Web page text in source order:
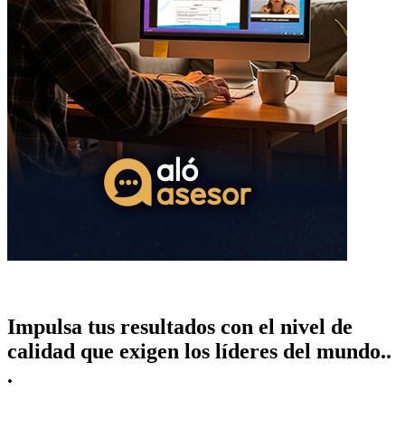
Impulsa tus resultados con el nivel de
calidad que exigen los líderes del mundo..
.